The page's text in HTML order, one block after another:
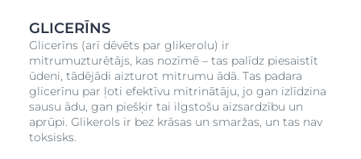
GLICERĪNS
Glicerīns (arī dēvēts par glikerolu) ir
mitrumuzturētājs, kas nozīmē – tas palīdz piesaistīt
ūdeni, tādējādi aizturot mitrumu ādā. Tas padara
glicerīnu par ļoti efektīvu mitrinātāju, jo gan izlīdzina
sausu ādu, gan piešķir tai ilgstošu aizsardzību un
aprūpi. Glikerols ir bez krāsas un smaržas, un tas nav
toksisks.